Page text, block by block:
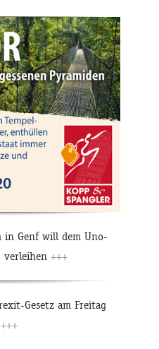
in Genf will dem Uno-
verleihen +++
Gesetz am Freitag
+++